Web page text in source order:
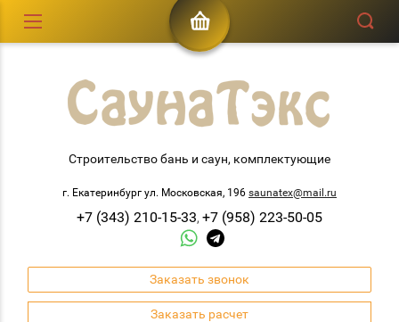
Строительство бань и саун, комплектующие
г. Екатеринбург ул. Московская, 196 saunatex@mail.ru
+7 (343) 210-15-33, +7 (958) 223-50-05
Заказать звонок
Заказать расчет